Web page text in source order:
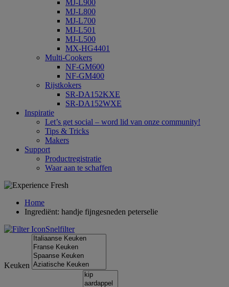
MJ-L900
MJ-L800
MJ-L700
MJ-L501
MJ-L500
MX-HG4401
Multi-Cookers
NF-GM600
NF-GM400
Rijstkokers
SR-DA152KXE
SR-DA152WXE
Inspiratie
Let’s get social – word lid van onze community!
Tips & Tricks
Makers
Support
Productregistratie
Waar aan te schaffen
Home
Ingrediënt: handje fijngesneden peterselie
Snelfilter
Keuken